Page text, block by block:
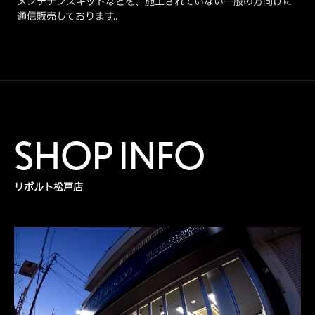
通信販売しております。
SHOP INFO
リボルト松戸店